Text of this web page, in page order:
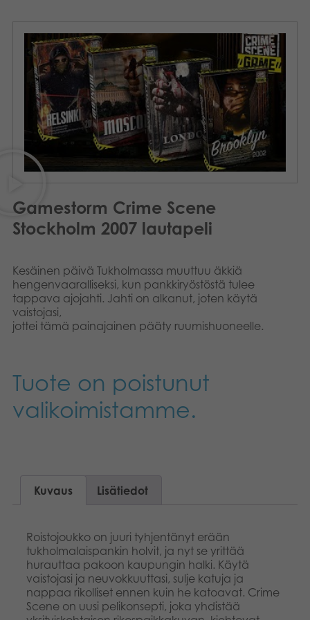
Arkistoidut tuotteet
Promotuotteet
Sovellukset
Gamestorm Crime Scene
Stockholm 2007 lautapeli
Kesäinen päivä Tukholmassa muuttuu äkkiä
hengenvaaralliseksi, kun pankkiryöstöstä tulee
tappava ajojahti. Jahti on alkanut, joten käytä
vaistojasi,
jottei tämä painajainen pääty ruumishuoneelle.
Tuote on poistunut
valikoimistamme.
Kuvaus Lisätiedot
Roistojoukko on juuri tyhjentänyt erään
tukholmalaispankin holvit, ja nyt se yrittää
hurauttaa pakoon kaupungin halki. Käytä
vaistojasi ja neuvokkuuttasi, sulje katuja ja
nappaa rikolliset ennen kuin he katoavat. Crime
Scene on uusi pelikonsepti, joka yhdistää